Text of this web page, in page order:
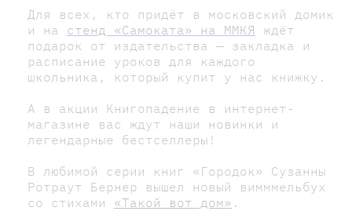
Для всех, кто придёт в московский домик
и на стенд «Самоката» на ММКЯ ждёт
подарок от издательства — закладка и
расписание уроков для каждого
школьника, который купит у нас книжку.
А в акции Книгопадение в интернет-
магазине вас ждут наши новинки и
легендарные бестселлеры!
В любимой серии книг «Городок» Сузанны
Ротраут Бернер вышел новый вимммельбух
со стихами «Такой вот дом» .